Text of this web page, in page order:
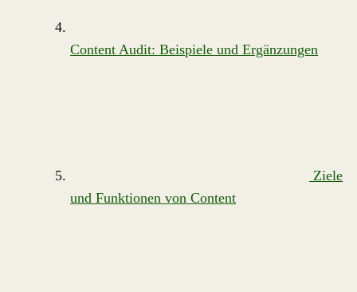
Content Audit: Beispiele und Ergänzungen
Ziele
und Funktionen von Content